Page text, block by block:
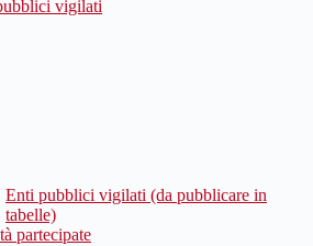
vigilati
Enti pubblici vigilati (da pubblicare in
tabelle)
partecipate